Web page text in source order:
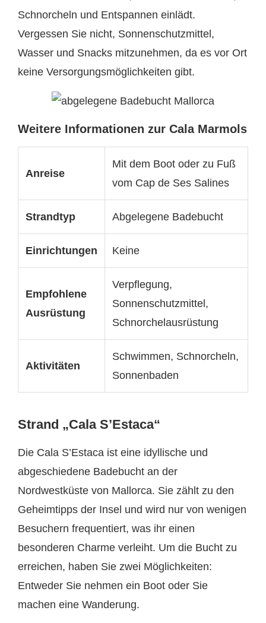
Schnorcheln und Entspannen einlädt.
Vergessen Sie nicht, Sonnenschutzmittel,
Wasser und Snacks mitzunehmen, da es vor Ort
keine Versorgungsmöglichkeiten gibt.
Weitere Informationen zur Cala Marmols
Anreise
Mit dem Boot oder zu Fuß
vom Cap de Ses Salines
Strandtyp Abgelegene Badebucht
Einrichtungen Keine
Empfohlene
Ausrüstung
Verpflegung,
Sonnenschutzmittel,
Schnorchelausrüstung
Aktivitäten
Schwimmen, Schnorcheln,
Sonnenbaden
Strand „Cala S’Estaca“
Die Cala S’Estaca ist eine idyllische und
abgeschiedene Badebucht an der
Nordwestküste von Mallorca. Sie zählt zu den
Geheimtipps der Insel und wird nur von wenigen
Besuchern frequentiert, was ihr einen
besonderen Charme verleiht. Um die Bucht zu
erreichen, haben Sie zwei Möglichkeiten:
Entweder Sie nehmen ein Boot oder Sie
machen eine Wanderung.